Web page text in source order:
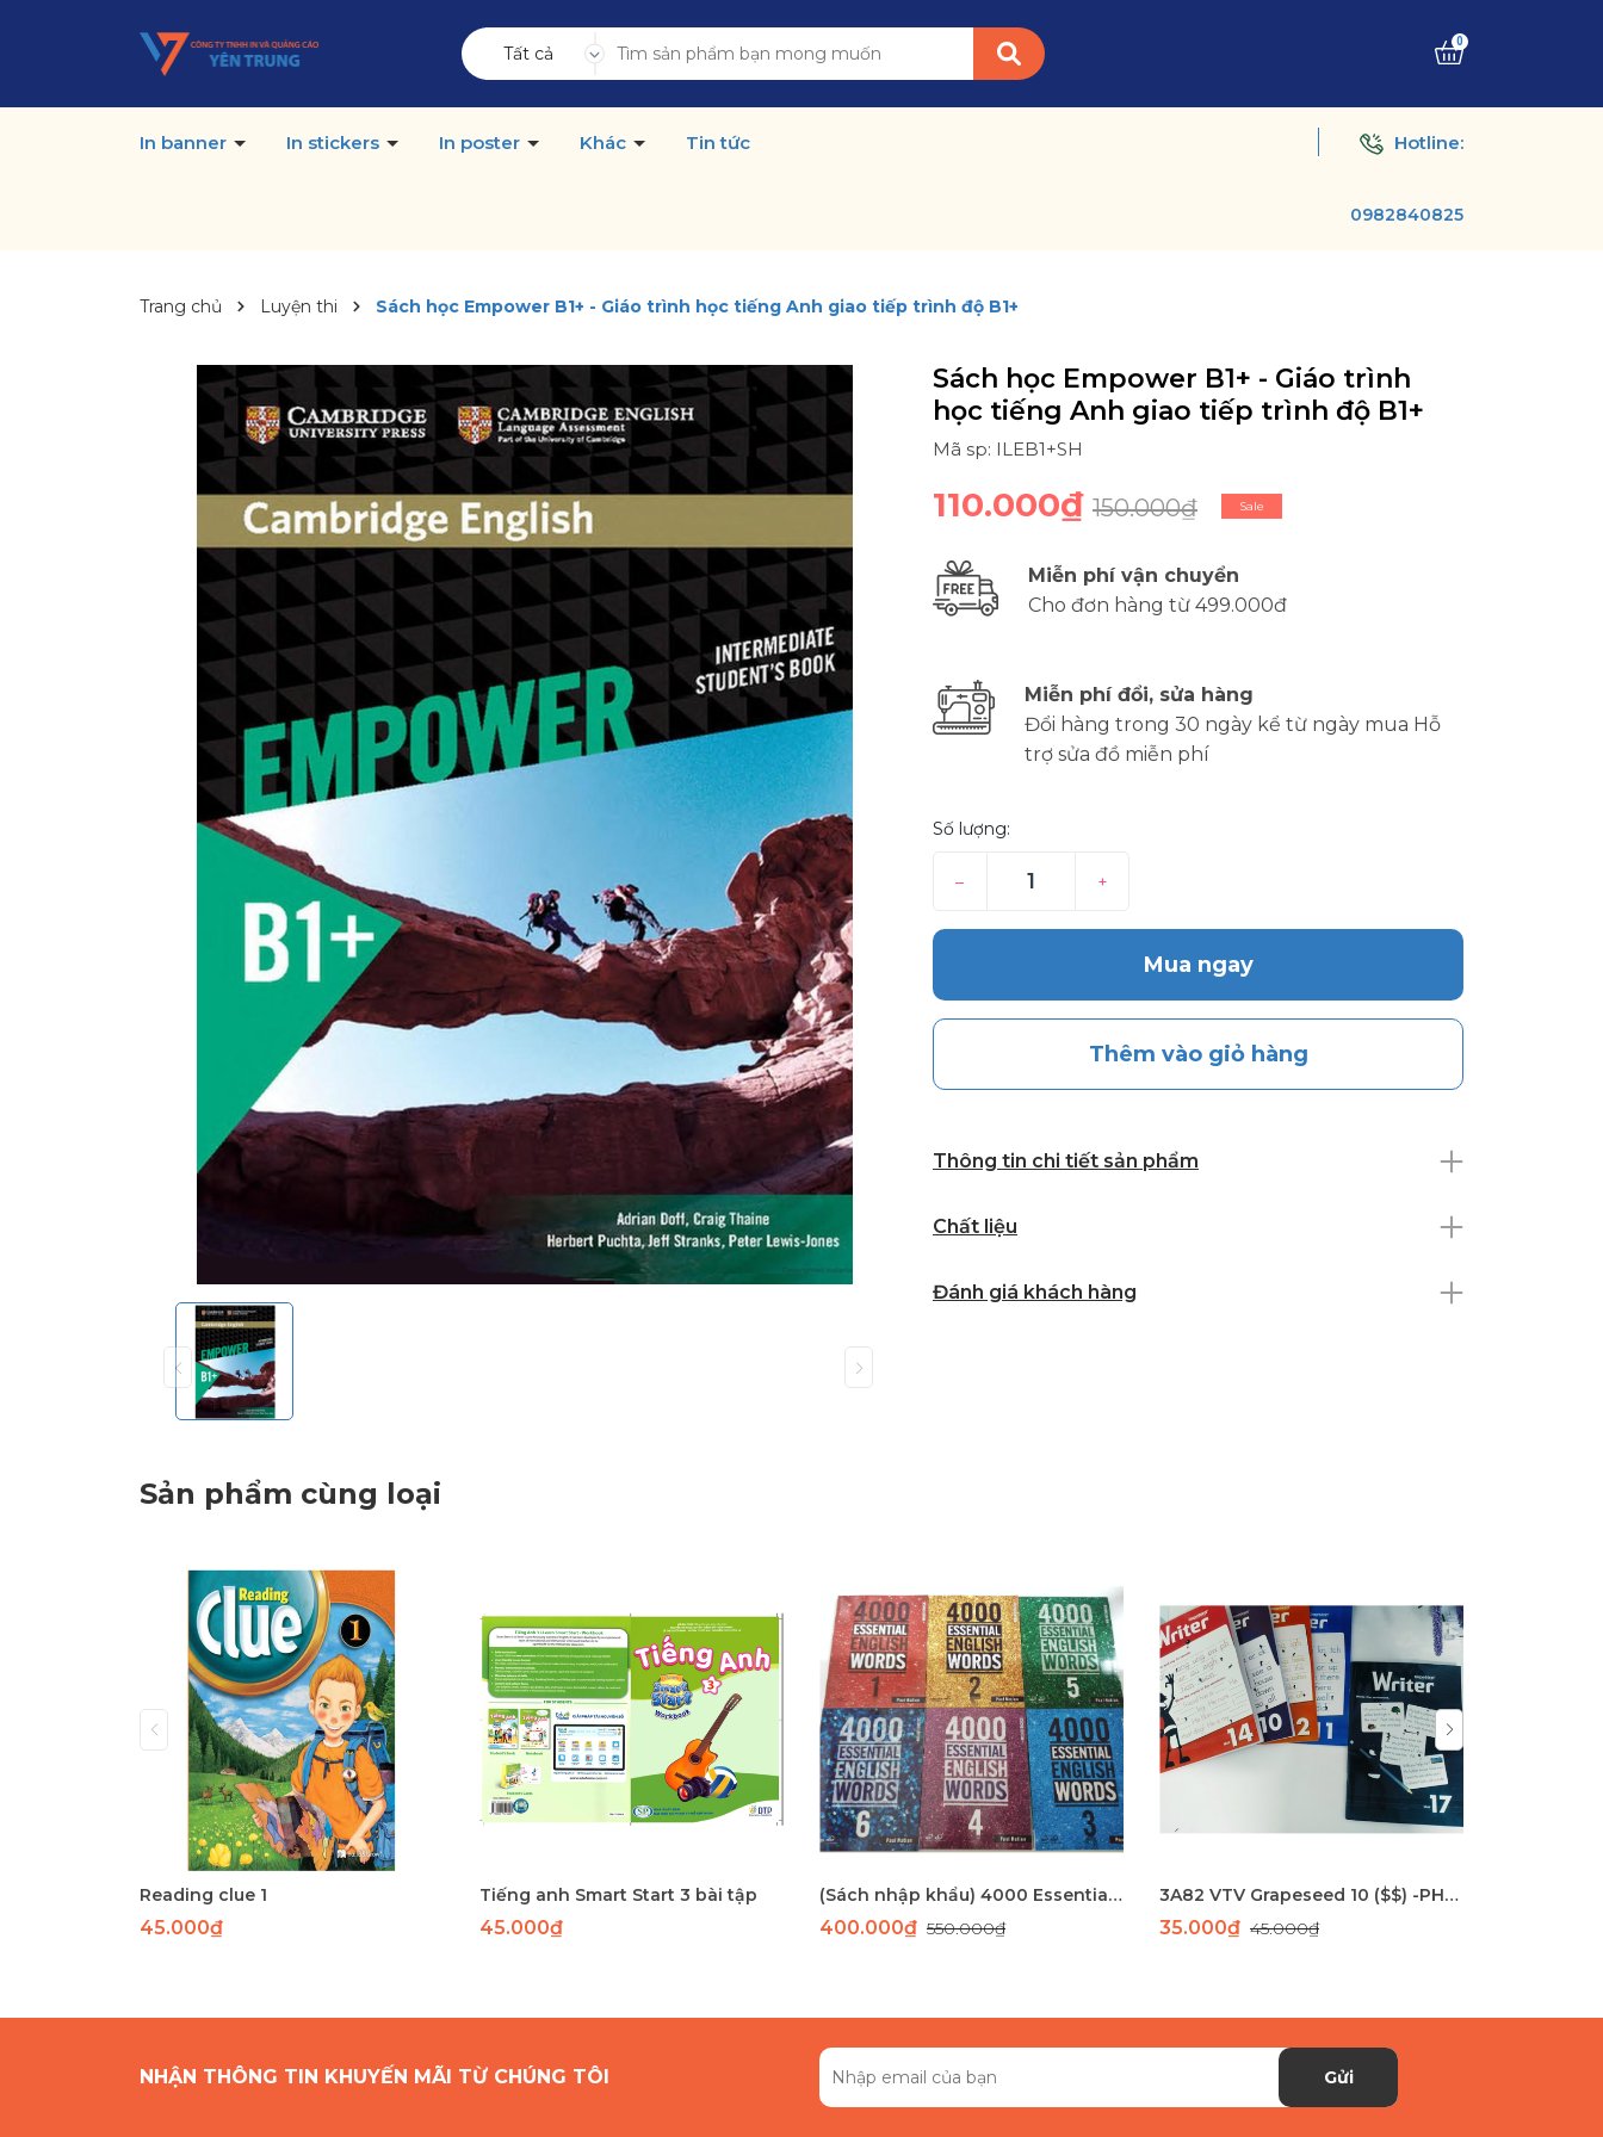
Tất cả
0
In banner In stickers In poster Khác Tin tức Hotline:
0982840825
Trang chủ Luyện thi Sách học Empower B1+ - Giáo trình học tiếng Anh giao tiếp trình độ B1+
Sách học Empower B1+ - Giáo trình
học tiếng Anh giao tiếp trình độ B1+
Mã sp: ILEB1+SH
110.000₫ 150.000₫ Sale
Miễn phí vận chuyển
Cho đơn hàng từ 499.000đ
Miễn phí đổi, sửa hàng
Đổi hàng trong 30 ngày kể từ ngày mua Hỗ
trợ sửa đồ miễn phí
Số lượng:
– +
Mua ngay
Thêm vào giỏ hàng
Thông tin chi tiết sản phẩm
Chất liệu
Đánh giá khách hàng
Sản phẩm cùng loại
Reading clue 1
45.000₫
Tiếng anh Smart Start 3 bài tập
45.000₫
(Sách nhập khẩu) 4000 Essential english words 1-6
400.000₫ 550.000₫
3A82 VTV Grapeseed 10 ($$) -PHUN
35.000₫ 45.000₫
NHẬN THÔNG TIN KHUYẾN MÃI TỪ CHÚNG TÔI Gửi